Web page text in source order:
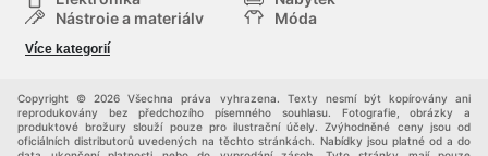
Nástroje a materiály
Móda
Děti
Více kategorií
Copyright © 2026 Všechna práva vyhrazena. Texty nesmí být kopírovány ani
reprodukovány bez předchozího písemného souhlasu. Fotografie, obrázky a
produktové brožury slouží pouze pro ilustrační účely. Zvýhodněné ceny jsou od
oficiálních distributorů uvedených na těchto stránkách. Nabídky jsou platné od a do